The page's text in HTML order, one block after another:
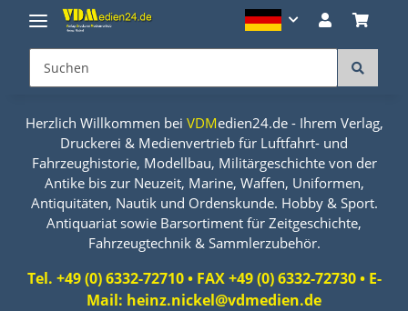
Herzlich Willkommen bei VDMedien24.de - Ihrem Verlag,
Druckerei & Medienvertrieb für Luftfahrt- und
Fahrzeughistorie, Modellbau, Militärgeschichte von der
Antike bis zur Neuzeit, Marine, Waffen, Uniformen,
Antiquitäten, Nautik und Ordenskunde. Hobby & Sport.
Antiquariat sowie Barsortiment für Zeitgeschichte,
Fahrzeugtechnik & Sammlerzubehör.
Tel. +49 (0) 6332-72710 • FAX +49 (0) 6332-72730 • E-
Mail: heinz.nickel@vdmedien.de